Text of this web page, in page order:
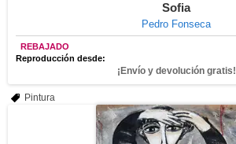
Sofia
Pedro Fonseca
REBAJADO
Reproducción desde:
¡Envío y devolución gratis!
Pintura